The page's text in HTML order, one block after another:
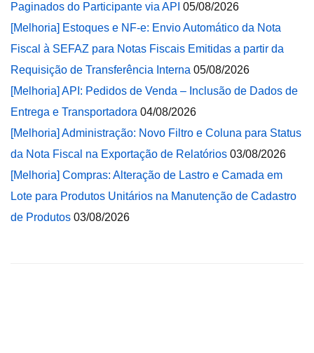
Paginados do Participante via API 05/08/2026
[Melhoria] Estoques e NF-e: Envio Automático da Nota
Fiscal à SEFAZ para Notas Fiscais Emitidas a partir da
Requisição de Transferência Interna 05/08/2026
[Melhoria] API: Pedidos de Venda – Inclusão de Dados de
Entrega e Transportadora 04/08/2026
[Melhoria] Administração: Novo Filtro e Coluna para Status
da Nota Fiscal na Exportação de Relatórios 03/08/2026
[Melhoria] Compras: Alteração de Lastro e Camada em
Lote para Produtos Unitários na Manutenção de Cadastro
de Produtos 03/08/2026